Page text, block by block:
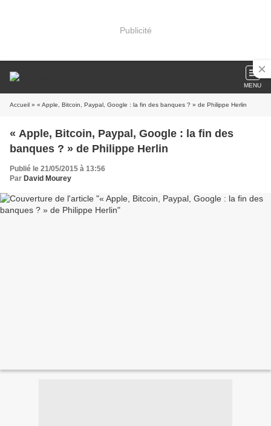
Publicité
MENU
Accueil » « Apple, Bitcoin, Paypal, Google : la fin des banques ? » de Philippe Herlin
« Apple, Bitcoin, Paypal, Google : la fin des
banques ? » de Philippe Herlin
Publié le 21/05/2015 à 13:56
Par David Mourey